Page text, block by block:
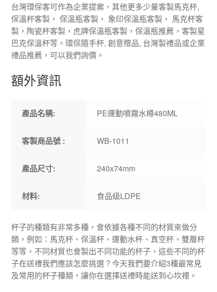
台灣環保客可作為企業提案，其他更多少量客製馬克杯,
保溫杯客製， 保溫瓶客製， 象印保溫瓶客製， 馬克杯客
製，陶瓷杯客製，虎牌保溫瓶客製，保溫瓶推薦，客製星
巴克保溫杯等。環保隨手杯, 創意贈品, 台灣製禮品或企業
禮品推薦，可以我們詢價。
額外資訊
產品名稱: PE運動噴霧水樽480ML
客製商品號 : WB-1011
產品尺寸: 240x74mm
材料: 食品级LDPE
杯子的種類有非常多種，會依據各種不同的材質來做分
類，例如：馬克杯、保溫杯、運動水杯、真空杯、雙層杯
等等，不同材質也會製出不同功能的杯子，這些不同的杯
子在送禮我們應該怎麼挑選？今天我們要介紹3種最常見
及常用的杯子種類，讓你在選擇送禮時能送到心坎裡。